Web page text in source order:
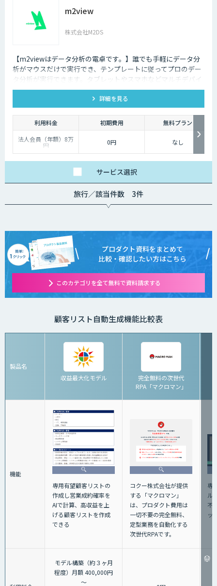
m2view
株式会社M2DS
【m2viewはデータ分析の電卓です。】誰でも手軽にデータ分
析がマウスだけで実行でき、テンプレートに従ってプロのデー
タ分析が実行できます。タブレットやスマホなどマルチデバイ
ス対応で、ブラウザから利用できます。現状分析や需要予測な
ど高度なデータ分析があなたの社内で実現できます。
詳細を見る
利用料金 初期費用
無料プラン
法人会員（年額）8万
円 0円 なし
サービス選択
旅行／該当件数 3件
プロダクト資料をまとめて
比較・確認したい方はこちら
このカテゴリを全て無料で資料請求する
顧客リスト自動生成機能比較表
製品名
収益最大化モデル
完全無料の次世代
RPA「マクロマン」
機能
専用有望顧客リストの
作成し営業成約確率を
AIで計算、高収益を上
げる顧客リストを作成
できる
コクー株式会社が提供
する「マクロマン」
は、プロダクト費用は
一切不要の完全無料、
定型業務を自動化する
次世代RPAです。
専
ル
不
ッ
モデル構築（約３ヶ月
程度）月額 400,000円
～